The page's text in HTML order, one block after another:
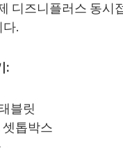
디즈니플러스 동시
.
:
블릿
셋톱박스